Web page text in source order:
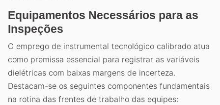
Equipamentos Necessários para as
Inspeções
O emprego de instrumental tecnológico calibrado atua
como premissa essencial para registrar as variáveis
dielétricas com baixas margens de incerteza.
Destacam-se os seguintes componentes fundamentais
na rotina das frentes de trabalho das equipes: